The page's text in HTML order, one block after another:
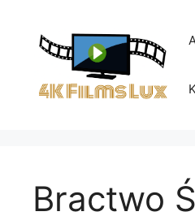
contenu
Bractwo